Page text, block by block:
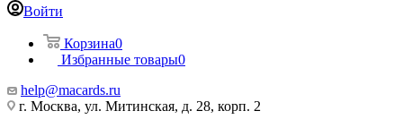
Войти
Корзина0
Избранные товары0
help@macards.ru
г. Москва, ул. Митинская, д. 28, корп. 2